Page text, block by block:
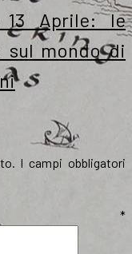
13 Aprile: le
sul mondo di
I campi obbligatori
*